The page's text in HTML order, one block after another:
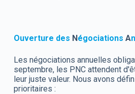
Ouverture des Négociations A
Les négociations annuelles
septembre, les PNC attendent
leur juste valeur. Nous avons
prioritaires :